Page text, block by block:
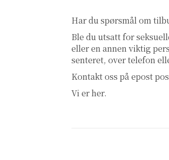
Har du spørsmål om
Ble du utsatt for
eller en annen viktig
senteret, over telefon
Kontakt oss på epost
Vi er her.